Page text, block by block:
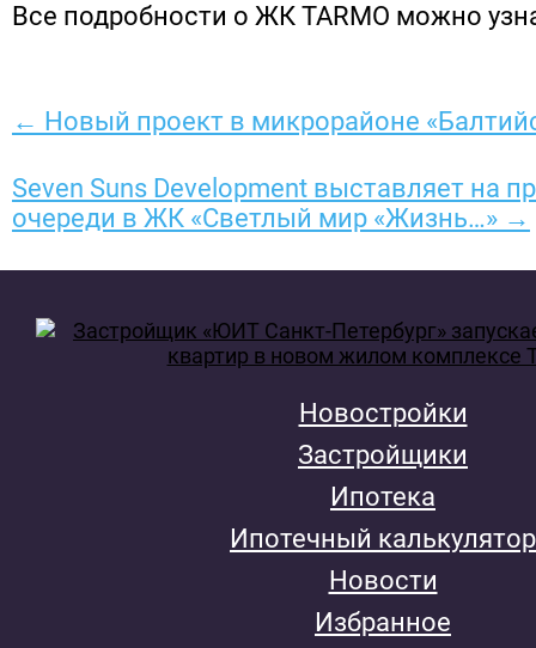
Все подробности о ЖК TARMO можно
← Новый проект в микрорайоне
Seven Suns Development выставляет на
очереди в ЖК «Светлый мир «Жизнь…» →
Новостройки
Застройщики
Ипотека
Ипотечный калькулятор
Новости
Избранное